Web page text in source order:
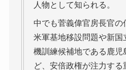
人物として知られる。
中でも菅義偉官房長官
米軍基地移設問題や新国
機訓練候補地である鹿児
ど、安倍政権が注力す